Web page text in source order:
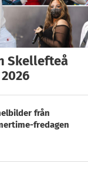
Skellefteå
från
fredagen